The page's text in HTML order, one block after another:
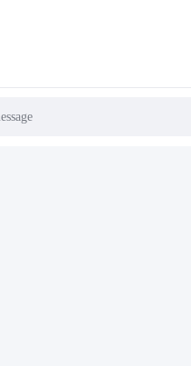
Stanzmaschine,